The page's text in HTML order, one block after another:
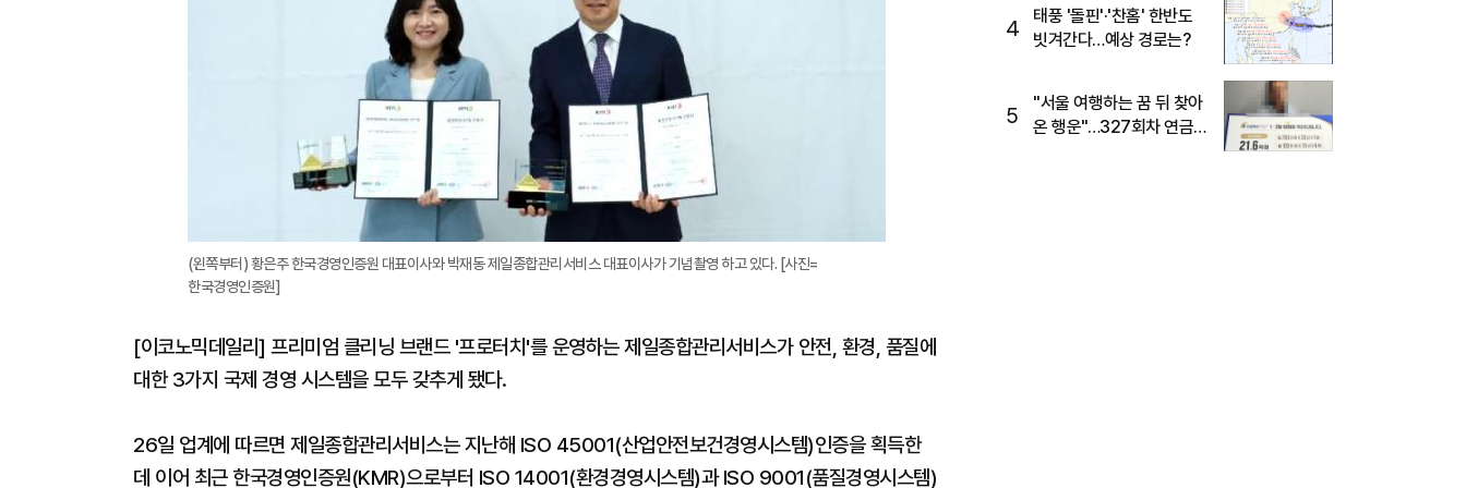
(왼쪽부터) 황은주 한국경영인증원 대표이사와 박재동 제일종합관리서비스 대표이사가 기념촬영 하고 있다. [사진=
한국경영인증원]
[이코노믹데일리] 프리미엄 클리닝 브랜드 '프로터치'를 운영하는 제일종합관리서비스가 안전, 환경, 품질에
대한 3가지 국제 경영 시스템을 모두 갖추게 됐다.
26일 업계에 따르면 제일종합관리서비스는 지난해 ISO 45001(산업안전보건경영시스템)인증을 획득한
데 이어 최근 한국경영인증원(KMR)으로부터 ISO 14001(환경경영시스템)과 ISO 9001(품질경영시스템)
4
태풍 '돌핀'·'찬홈' 한반도
빗겨간다…예상 경로는?
5
"서울 여행하는 꿈 뒤 찾아
온 행운"…327회차 연금